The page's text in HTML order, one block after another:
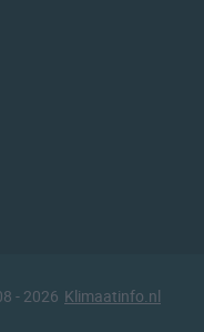
- 2026 Klimaatinfo.nl